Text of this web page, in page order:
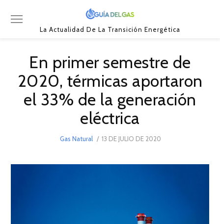
La Actualidad De La Transición Energética
En primer semestre de
2020, térmicas aportaron
el 33% de la generación
eléctrica
Gas Natural
POSTED
13 DE JULIO DE 2020